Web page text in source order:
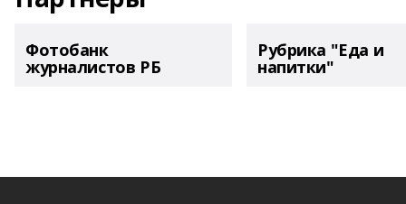
Фотобанк
журналистов РБ
Рубрика "Еда и
напитки"